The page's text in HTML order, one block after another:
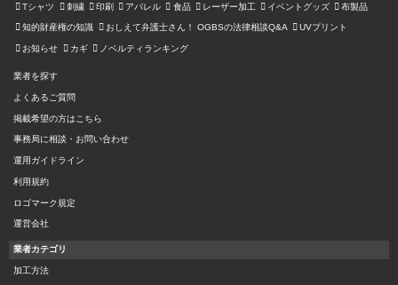
Tシャツ 刺繍 印刷 アパレル 食品 レーザー加工 イベントグッズ 布製品
知的財産権の知識 おしえて弁護士さん！ OGBSの法律相談Q&A UVプリント
お知らせ カギ ノベルティランキング
業者を探す
よくあるご質問
掲載希望の方はこちら
事務局に相談・お問い合わせ
運用ガイドライン
利用規約
ロゴマーク規定
運営会社
業者カテゴリ
加工方法